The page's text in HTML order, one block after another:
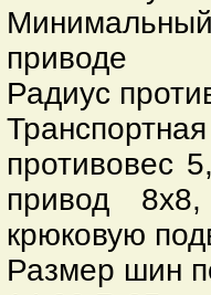
приводе
Радиус
противовес
привод
крюковую
Размер шин